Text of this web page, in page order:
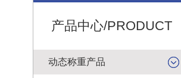
产品中心/PRODUCT
动态称重产品